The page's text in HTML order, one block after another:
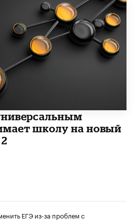
школу на новый
ЕГЭ из-за проблем с